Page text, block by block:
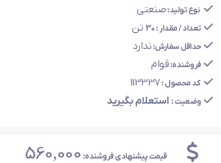
نوع تولید: صنعتی
تعداد / مقدار : 30 تن
حداقل سفارش: ندارد
فروشنده: قوام
کد محصول :113337
وضعیت : استعلام بگیرید
قیمت پیشنهادی فروشنده: 560,000